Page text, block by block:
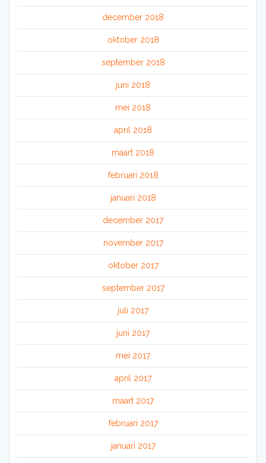
december 2018
oktober 2018
september 2018
juni 2018
mei 2018
april 2018
maart 2018
februari 2018
januari 2018
december 2017
november 2017
oktober 2017
september 2017
juli 2017
juni 2017
mei 2017
april 2017
maart 2017
februari 2017
januari 2017